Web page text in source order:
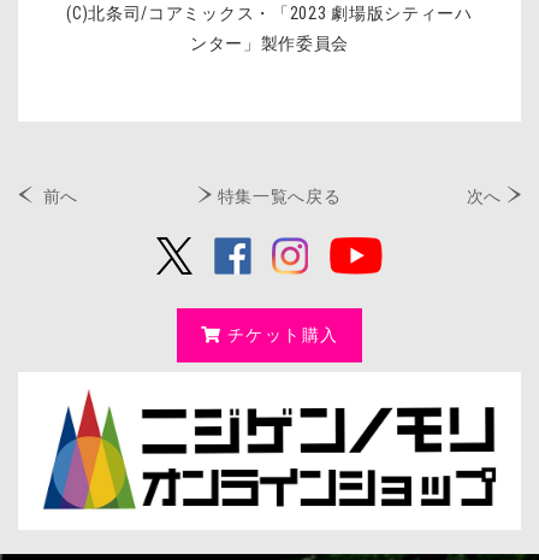
(C)北条司/コアミックス・「2023 劇場版シティーハ
ンター」製作委員会
前へ 特集一覧へ戻る 次へ
チケット購入